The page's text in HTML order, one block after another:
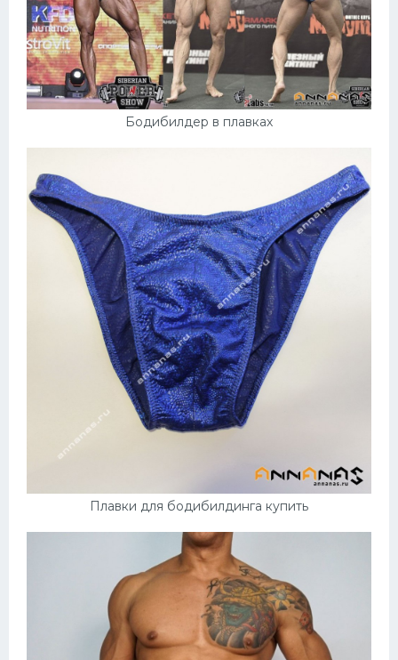
Бодибилдер в плавках
Плавки для бодибилдинга купить